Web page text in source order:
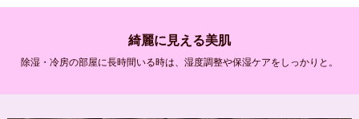
綺麗に見える美肌
除湿・冷房の部屋に長時間いる時は、湿度調整や保湿ケアをしっかりと。